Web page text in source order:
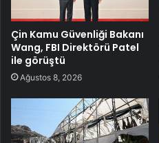
Çin Kamu Güvenliği Bakanı
Wang, FBI Direktörü Patel
ile görüştü
Ağustos 8, 2026